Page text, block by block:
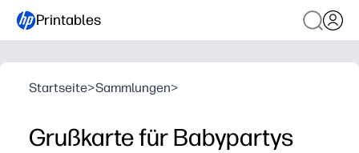
Printables
Startseite>Sammlungen>
Grußkarte für Babypartys